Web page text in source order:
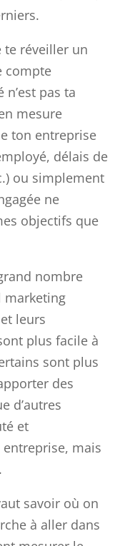
te réveiller un
compte
pas ta
mesure
ton entreprise
délais de
ou simplement
ne
objectifs que
nombre
marketing
leurs
plus facile à
sont plus
des
d’autres
et
entreprise, mais
savoir où on
à aller dans